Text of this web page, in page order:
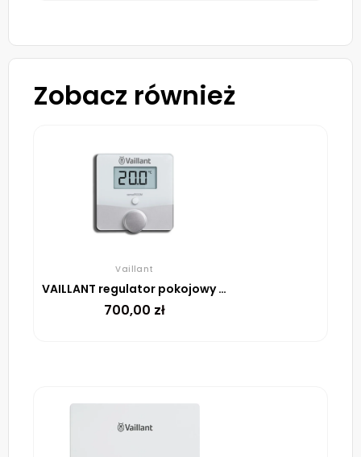
Zobacz również
Vaillant
VAILLANT regulator pokojowy sensoROOM VRT 51f
700,00 zł